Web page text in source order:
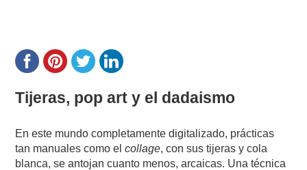
Tijeras, pop art y el dadaismo
En este mundo completamente digitalizado, prácticas
tan manuales como elcollage, con sus tijeras y cola
blanca, se antojan cuanto menos, arcaicas. Una técnica